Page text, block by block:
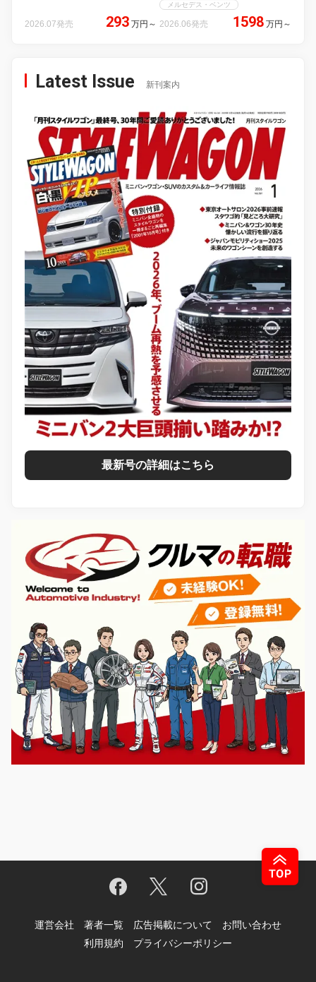
2026.07発売 293 万円 ～
メルセデス・ベンツ
2026.06発売 1598 万円 ～
Latest Issue 新刊案内
最新号の詳細はこちら
運営会社 著者一覧 広告掲載について
お問い合わせ
利用規約
プライバシーポリシー